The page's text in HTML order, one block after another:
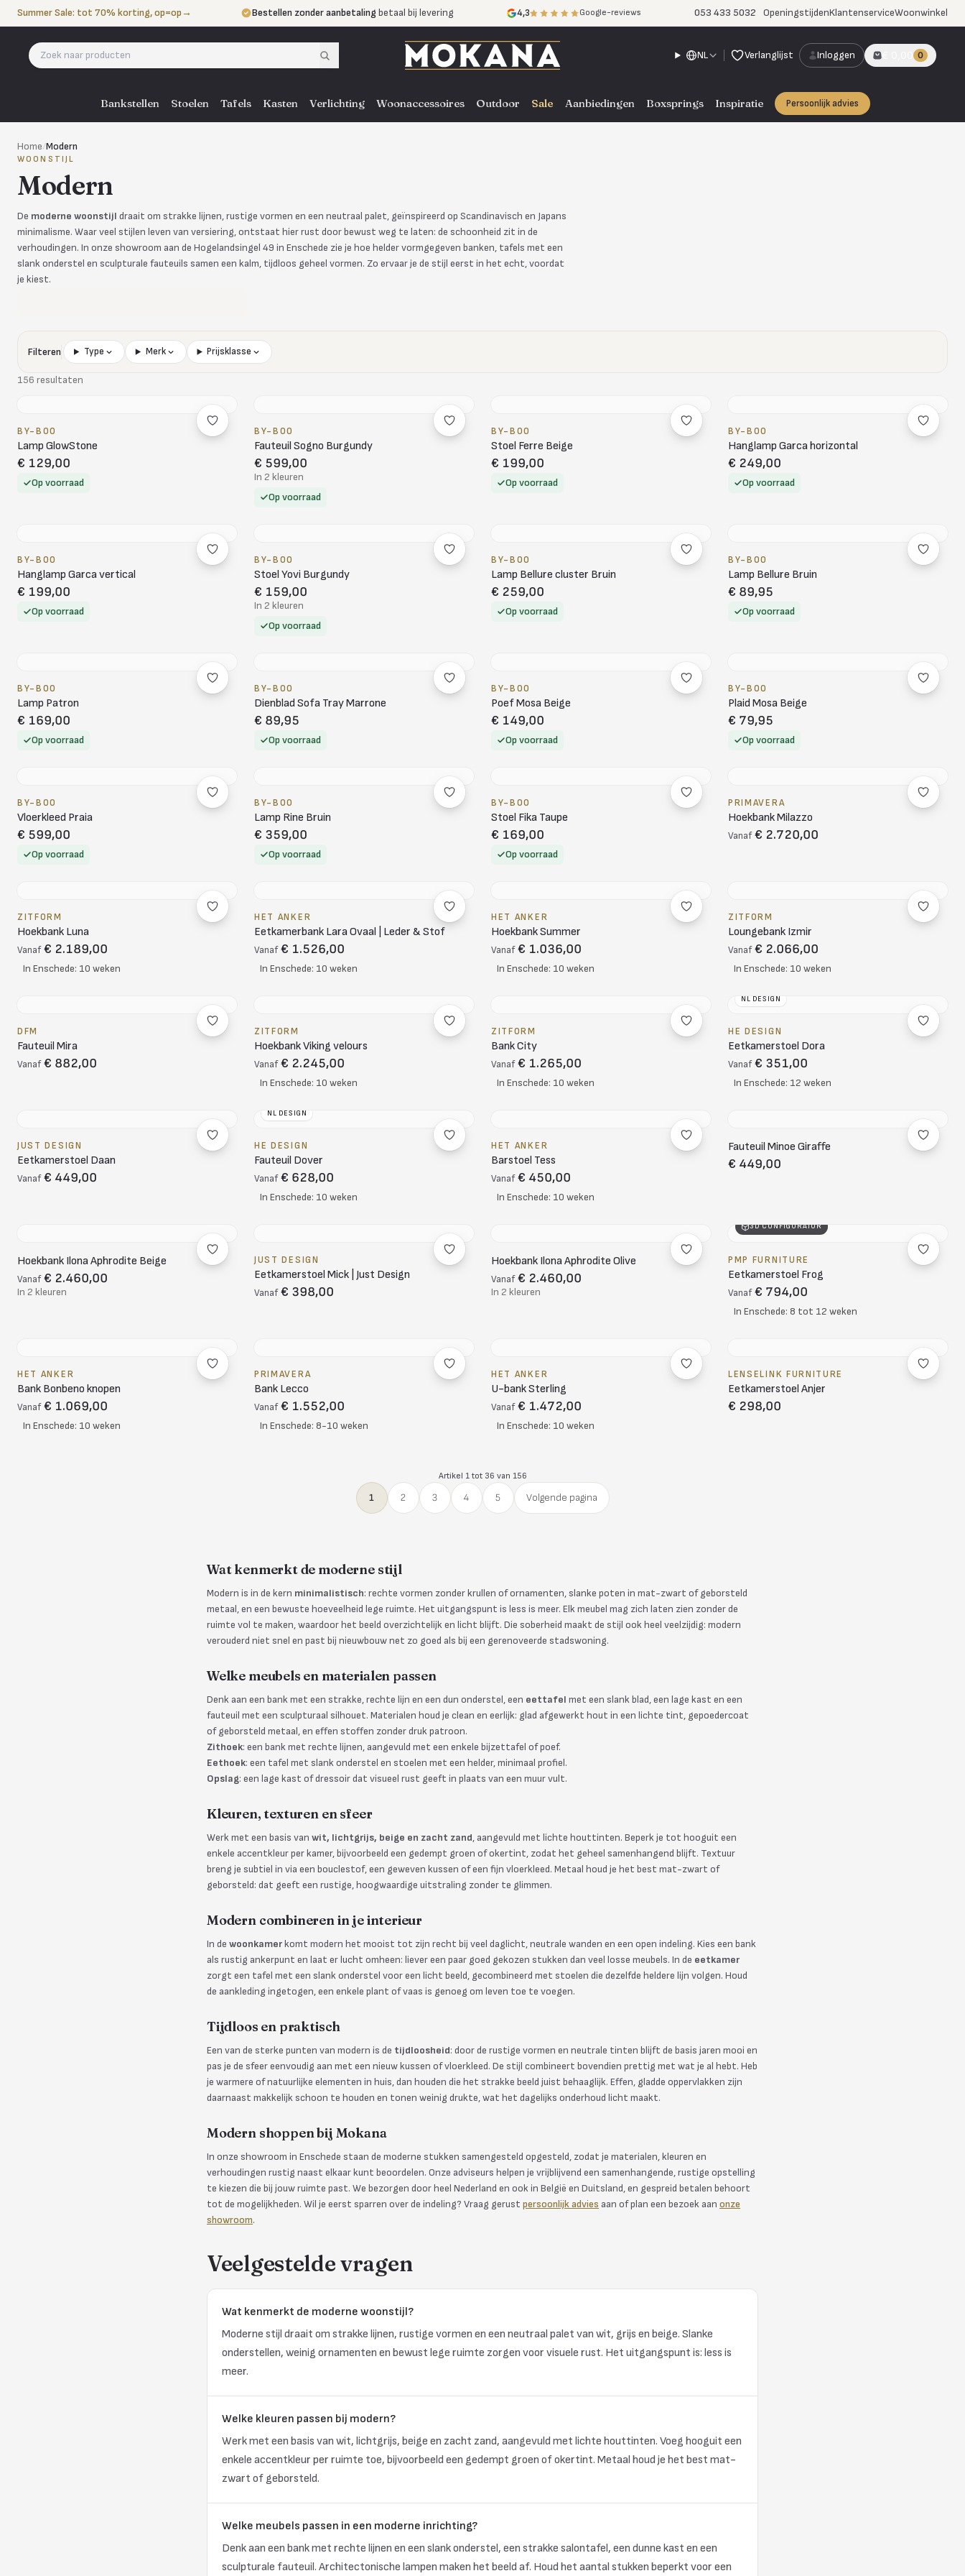
Naar de inhoud
Summer Sale: tot 70% korting, op=op→ Bestellen zonder aanbetaling betaal bij levering
Eigen bezorgdienst door heel NL, BE en DE
4,3 Google-reviews 053 433 5032 OpeningstijdenKlantenserviceWoonwinkel
NL Verlanglijst Inloggen € 0,00 0
Bankstellen Stoelen Tafels Kasten Verlichting Woonaccessoires Outdoor Sale Aanbiedingen Boxsprings Inspiratie Persoonlijk advies
Home/Modern
WOONSTIJL
Modern
De moderne woonstijl draait om strakke lijnen, rustige vormen en een neutraal palet, geïnspireerd op Scandinavisch en Japans
minimalisme. Waar veel stijlen leven van versiering, ontstaat hier rust door bewust weg te laten: de schoonheid zit in de
verhoudingen. In onze showroom aan de Hogelandsingel 49 in Enschede zie je hoe helder vormgegeven banken, tafels met een
slank onderstel en sculpturale fauteuils samen een kalm, tijdloos geheel vormen. Zo ervaar je de stijl eerst in het echt, voordat
je kiest.
Filteren Type Merk Prijsklasse
156 resultaten
BY-BOO
Lamp GlowStone
€ 129,00
Op voorraad
BY-BOO
Fauteuil Sogno Burgundy
€ 599,00
In 2 kleuren
Op voorraad
BY-BOO
Stoel Ferre Beige
€ 199,00
Op voorraad
BY-BOO
Hanglamp Garca horizontal
€ 249,00
Op voorraad
BY-BOO
Hanglamp Garca vertical
€ 199,00
Op voorraad
BY-BOO
Stoel Yovi Burgundy
€ 159,00
In 2 kleuren
Op voorraad
BY-BOO
Lamp Bellure cluster Bruin
€ 259,00
Op voorraad
BY-BOO
Lamp Bellure Bruin
€ 89,95
Op voorraad
BY-BOO
Lamp Patron
€ 169,00
Op voorraad
BY-BOO
Dienblad Sofa Tray Marrone
€ 89,95
Op voorraad
BY-BOO
Poef Mosa Beige
€ 149,00
Op voorraad
BY-BOO
Plaid Mosa Beige
€ 79,95
Op voorraad
BY-BOO
Vloerkleed Praia
€ 599,00
Op voorraad
BY-BOO
Lamp Rine Bruin
€ 359,00
Op voorraad
BY-BOO
Stoel Fika Taupe
€ 169,00
Op voorraad
PRIMAVERA
Hoekbank Milazzo
Vanaf € 2.720,00
ZITFORM
Hoekbank Luna
Vanaf € 2.189,00
In Enschede: 10 weken
HET ANKER
Eetkamerbank Lara Ovaal | Leder & Stof
Vanaf € 1.526,00
In Enschede: 10 weken
HET ANKER
Hoekbank Summer
Vanaf € 1.036,00
In Enschede: 10 weken
ZITFORM
Loungebank Izmir
Vanaf € 2.066,00
In Enschede: 10 weken
DFM
Fauteuil Mira
Vanaf € 882,00
ZITFORM
Hoekbank Viking velours
Vanaf € 2.245,00
In Enschede: 10 weken
ZITFORM
Bank City
Vanaf € 1.265,00
In Enschede: 10 weken
NL DESIGN
HE DESIGN
Eetkamerstoel Dora
Vanaf € 351,00
In Enschede: 12 weken
JUST DESIGN
Eetkamerstoel Daan
Vanaf € 449,00
NL DESIGN
HE DESIGN
Fauteuil Dover
Vanaf € 628,00
In Enschede: 10 weken
HET ANKER
Barstoel Tess
Vanaf € 450,00
In Enschede: 10 weken
Fauteuil Minoe Giraffe
€ 449,00
Hoekbank Ilona Aphrodite Beige
Vanaf € 2.460,00
In 2 kleuren
JUST DESIGN
Eetkamerstoel Mick | Just Design
Vanaf € 398,00
Hoekbank Ilona Aphrodite Olive
Vanaf € 2.460,00
In 2 kleuren
3D CONFIGURATOR
PMP FURNITURE
Eetkamerstoel Frog
Vanaf € 794,00
In Enschede: 8 tot 12 weken
HET ANKER
Bank Bonbeno knopen
Vanaf € 1.069,00
In Enschede: 10 weken
PRIMAVERA
Bank Lecco
Vanaf € 1.552,00
In Enschede: 8-10 weken
HET ANKER
U-bank Sterling
Vanaf € 1.472,00
In Enschede: 10 weken
LENSELINK FURNITURE
Eetkamerstoel Anjer
€ 298,00
Artikel 1 tot 36 van 156
1 2 3 4 5 Volgende pagina
Wat kenmerkt de moderne stijl
Modern is in de kern minimalistisch: rechte vormen zonder krullen of ornamenten, slanke poten in mat-zwart of geborsteld
metaal, en een bewuste hoeveelheid lege ruimte. Het uitgangspunt is less is meer. Elk meubel mag zich laten zien zonder de
ruimte vol te maken, waardoor het beeld overzichtelijk en licht blijft. Die soberheid maakt de stijl ook heel veelzijdig: modern
verouderd niet snel en past bij nieuwbouw net zo goed als bij een gerenoveerde stadswoning.
Welke meubels en materialen passen
Denk aan een bank met een strakke, rechte lijn en een dun onderstel, een eettafel met een slank blad, een lage kast en een
fauteuil met een sculpturaal silhouet. Materialen houd je clean en eerlijk: glad afgewerkt hout in een lichte tint, gepoedercoat
of geborsteld metaal, en effen stoffen zonder druk patroon.
Zithoek: een bank met rechte lijnen, aangevuld met een enkele bijzettafel of poef.
Eethoek: een tafel met slank onderstel en stoelen met een helder, minimaal profiel.
Opslag: een lage kast of dressoir dat visueel rust geeft in plaats van een muur vult.
Kleuren, texturen en sfeer
Werk met een basis van wit, lichtgrijs, beige en zacht zand, aangevuld met lichte houttinten. Beperk je tot hooguit een
enkele accentkleur per kamer, bijvoorbeeld een gedempt groen of okertint, zodat het geheel samenhangend blijft. Textuur
breng je subtiel in via een bouclestof, een geweven kussen of een fijn vloerkleed. Metaal houd je het best mat-zwart of
geborsteld: dat geeft een rustige, hoogwaardige uitstraling zonder te glimmen.
Modern combineren in je interieur
In de woonkamerkomt modern het mooist tot zijn recht bij veel daglicht, neutrale wanden en een open indeling. Kies een bank
als rustig ankerpunt en laat er lucht omheen: liever een paar goed gekozen stukken dan veel losse meubels. In de eetkamer
zorgt een tafel met een slank onderstel voor een licht beeld, gecombineerd met stoelen die dezelfde heldere lijn volgen. Houd
de aankleding ingetogen, een enkele plant of vaas is genoeg om leven toe te voegen.
Tijdloos en praktisch
Een van de sterke punten van modern is de tijdloosheid: door de rustige vormen en neutrale tinten blijft de basis jaren mooi en
pas je de sfeer eenvoudig aan met een nieuw kussen of vloerkleed. De stijl combineert bovendien prettig met wat je al hebt. Heb
je warmere of natuurlijke elementen in huis, dan houden die het strakke beeld juist behaaglijk. Effen, gladde oppervlakken zijn
daarnaast makkelijk schoon te houden en tonen weinig drukte, wat het dagelijks onderhoud licht maakt.
Modern shoppen bij Mokana
In onze showroom in Enschede staan de moderne stukken samengesteld opgesteld, zodat je materialen, kleuren en
verhoudingen rustig naast elkaar kunt beoordelen. Onze adviseurs helpen je vrijblijvend een samenhangende, rustige opstelling
te kiezen die bij jouw ruimte past. We bezorgen door heel Nederland en ook in België en Duitsland, en gespreid betalen behoort
tot de mogelijkheden. Wil je eerst sparren over de indeling? Vraag gerust persoonlijk advies aan of plan een bezoek aan onze
showroom.
Veelgestelde vragen
Wat kenmerkt de moderne woonstijl?
Moderne stijl draait om strakke lijnen, rustige vormen en een neutraal palet van wit, grijs en beige. Slanke
onderstellen, weinig ornamenten en bewust lege ruimte zorgen voor visuele rust. Het uitgangspunt is: less is
meer.
Welke kleuren passen bij modern?
Werk met een basis van wit, lichtgrijs, beige en zacht zand, aangevuld met lichte houttinten. Voeg hooguit een
enkele accentkleur per ruimte toe, bijvoorbeeld een gedempt groen of okertint. Metaal houd je het best mat-
zwart of geborsteld.
Welke meubels passen in een moderne inrichting?
Denk aan een bank met rechte lijnen en een slank onderstel, een strakke salontafel, een dunne kast en een
sculpturale fauteuil. Architectonische lampen maken het beeld af. Houd het aantal stukken beperkt voor een